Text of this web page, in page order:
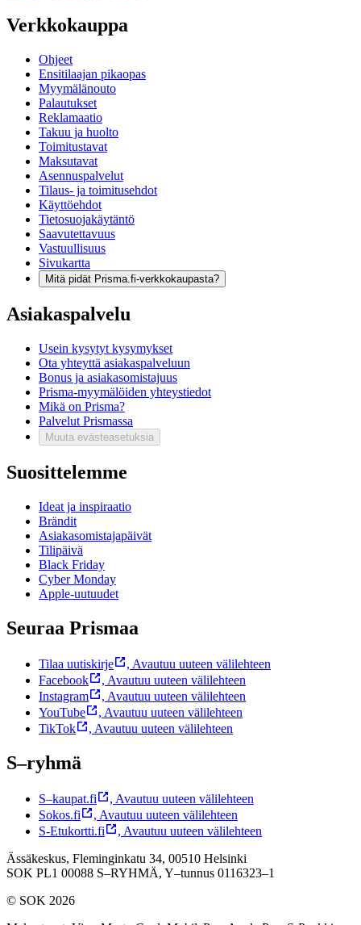
Verkkokauppa
Ohjeet
Ensitilaajan pikaopas
Myymälänouto
Palautukset
Reklamaatio
Takuu ja huolto
Toimitustavat
Maksutavat
Asennuspalvelut
Tilaus- ja toimitusehdot
Käyttöehdot
Tietosuojakäytäntö
Saavutettavuus
Vastuullisuus
Sivukartta
Mitä pidät Prisma.fi-verkkokaupasta?
Asiakaspalvelu
Usein kysytyt kysymykset
Ota yhteyttä asiakaspalveluun
Bonus ja asiakasomistajuus
Prisma-myymälöiden yhteystiedot
Mikä on Prisma?
Palvelut Prismassa
Muuta evästeasetuksia
Suosittelemme
Ideat ja inspiraatio
Brändit
Asiakasomistajapäivät
Tilipäivä
Black Friday
Cyber Monday
Apple-uutuudet
Seuraa Prismaa
Tilaa uutiskirje , Avautuu uuteen välilehteen
Facebook
, Avautuu uuteen välilehteen
Instagram
, Avautuu uuteen välilehteen
YouTube
, Avautuu uuteen välilehteen
TikTok
, Avautuu uuteen välilehteen
S–ryhmä
S–kaupat.fi , Avautuu uuteen välilehteen
Sokos.fi
, Avautuu uuteen välilehteen
S-Etukortti.fi
, Avautuu uuteen välilehteen
Ässäkeskus, Fleminginkatu 34, 00510 Helsinki
SOK PL1 00088 S–RYHMÄ, Y–tunnus 0116323–1
© SOK 2026